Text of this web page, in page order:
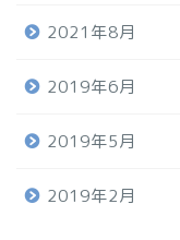
2021年8月
2019年6月
2019年5月
2019年2月